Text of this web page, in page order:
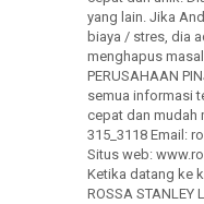
yang lain. Jika
biaya / stres, dia
menghapus
PERUSAHAAN
semua informasi
cepat dan mudah
315_3118 Email:
Situs web:
Ketika datang ke
ROSSA STANLEY